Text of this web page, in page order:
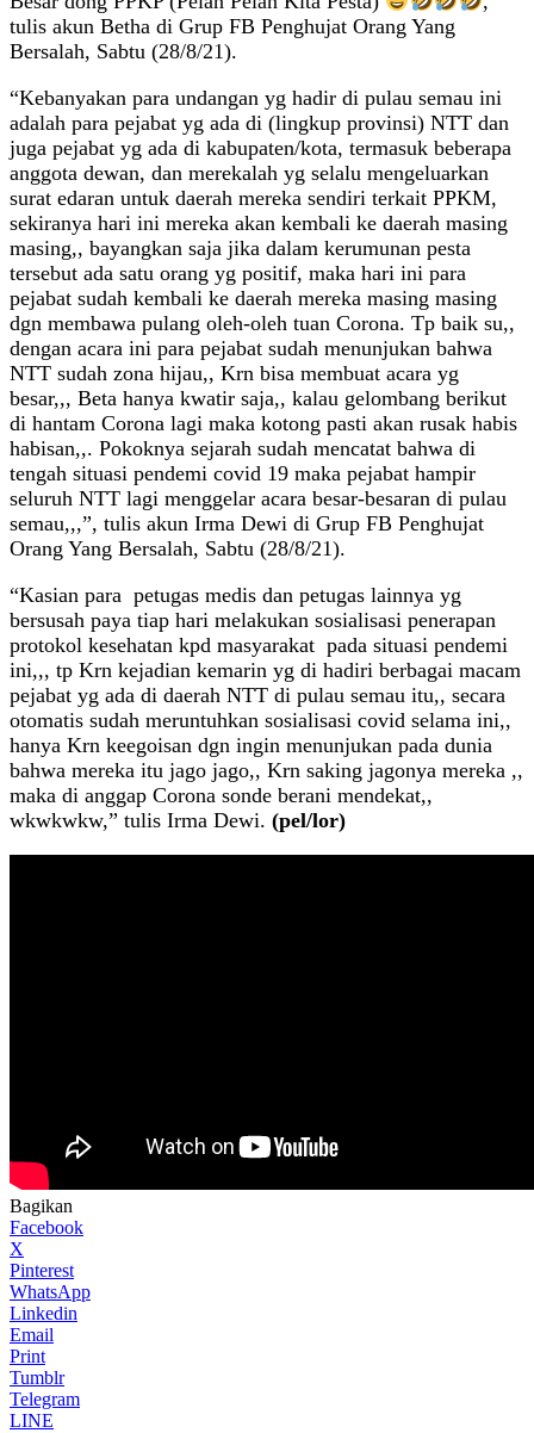
tulis akun Betha di Grup FB Penghujat Orang Yang
Bersalah, Sabtu (28/8/21).
“Kebanyakan para undangan yg hadir di pulau semau ini
adalah para pejabat yg ada di (lingkup provinsi) NTT dan
juga pejabat yg ada di kabupaten/kota, termasuk beberapa
anggota dewan, dan merekalah yg selalu mengeluarkan
surat edaran untuk daerah mereka sendiri terkait PPKM,
sekiranya hari ini mereka akan kembali ke daerah masing
masing,, bayangkan saja jika dalam kerumunan pesta
tersebut ada satu orang yg positif, maka hari ini para
pejabat sudah kembali ke daerah mereka masing masing
dgn membawa pulang oleh-oleh tuan Corona. Tp baik su,,
dengan acara ini para pejabat sudah menunjukan bahwa
NTT sudah zona hijau,, Krn bisa membuat acara yg
besar,,, Beta hanya kwatir saja,, kalau gelombang berikut
di hantam Corona lagi maka kotong pasti akan rusak habis
habisan,,. Pokoknya sejarah sudah mencatat bahwa di
tengah situasi pendemi covid 19 maka pejabat hampir
seluruh NTT lagi menggelar acara besar-besaran di pulau
semau,,,”, tulis akun Irma Dewi di Grup FB Penghujat
Orang Yang Bersalah, Sabtu (28/8/21).
“Kasian para petugas medis dan petugas lainnya yg
bersusah paya tiap hari melakukan sosialisasi penerapan
protokol kesehatan kpd masyarakat pada situasi pendemi
ini,,, tp Krn kejadian kemarin yg di hadiri berbagai macam
pejabat yg ada di daerah NTT di pulau semau itu,, secara
otomatis sudah meruntuhkan sosialisasi covid selama ini,,
hanya Krn keegoisan dgn ingin menunjukan pada dunia
bahwa mereka itu jago jago,, Krn saking jagonya mereka ,,
maka di anggap Corona sonde berani mendekat,,
wkwkwkw,” tulis Irma Dewi. (pel/lor)
Bagikan
Facebook
X
Pinterest
WhatsApp
Linkedin
Email
Print
Tumblr
Telegram
LINE